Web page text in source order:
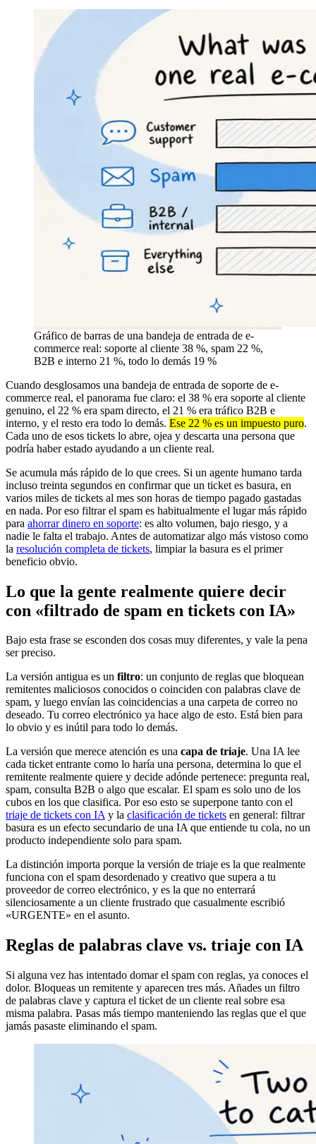
Gráfico de barras de una bandeja de entrada de e-
commerce real: soporte al cliente 38 %, spam 22 %,
B2B e interno 21 %, todo lo demás 19 %
Cuando desglosamos una bandeja de entrada de soporte de e-
commerce real, el panorama fue claro: el 38 % era soporte al cliente
genuino, el 22 % era spam directo, el 21 % era tráfico B2B e
interno, y el resto era todo lo demás. Ese 22 % es un impuesto puro.
Cada uno de esos tickets lo abre, ojea y descarta una persona que
podría haber estado ayudando a un cliente real.
Se acumula más rápido de lo que crees. Si un agente humano tarda
incluso treinta segundos en confirmar que un ticket es basura, en
varios miles de tickets al mes son horas de tiempo pagado gastadas
en nada. Por eso filtrar el spam es habitualmente el lugar más rápido
para ahorrar dinero en soporte: es alto volumen, bajo riesgo, y a
nadie le falta el trabajo. Antes de automatizar algo más vistoso como
la resolución completa de tickets, limpiar la basura es el primer
beneficio obvio.
Lo que la gente realmente quiere decir
con «filtrado de spam en tickets con IA»
Bajo esta frase se esconden dos cosas muy diferentes, y vale la pena
ser preciso.
La versión antigua es un filtro: un conjunto de reglas que bloquean
remitentes maliciosos conocidos o coinciden con palabras clave de
spam, y luego envían las coincidencias a una carpeta de correo no
deseado. Tu correo electrónico ya hace algo de esto. Está bien para
lo obvio y es inútil para todo lo demás.
La versión que merece atención es una capa de triaje. Una IA lee
cada ticket entrante como lo haría una persona, determina lo que el
remitente realmente quiere y decide adónde pertenece: pregunta real,
spam, consulta B2B o algo que escalar. El spam es solo uno de los
cubos en los que clasifica. Por eso esto se superpone tanto con el
triaje de tickets con IAy la clasificación de tickets en general: filtrar
basura es un efecto secundario de una IA que entiende tu cola, no un
producto independiente solo para spam.
La distinción importa porque la versión de triaje es la que realmente
funciona con el spam desordenado y creativo que supera a tu
proveedor de correo electrónico, y es la que no enterrará
silenciosamente a un cliente frustrado que casualmente escribió
«URGENTE» en el asunto.
Reglas de palabras clave vs. triaje con IA
Si alguna vez has intentado domar el spam con reglas, ya conoces el
dolor. Bloqueas un remitente y aparecen tres más. Añades un filtro
de palabras clave y captura el ticket de un cliente real sobre esa
misma palabra. Pasas más tiempo manteniendo las reglas que el que
jamás pasaste eliminando el spam.